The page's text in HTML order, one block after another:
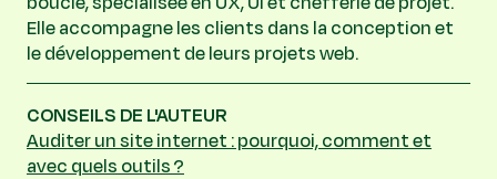
Elle accompagne les clients dans la conception et
le développement de leurs projets web.
CONSEILS DE L'AUTEUR
Auditer un site internet : pourquoi, comment et
avec quels outils ?